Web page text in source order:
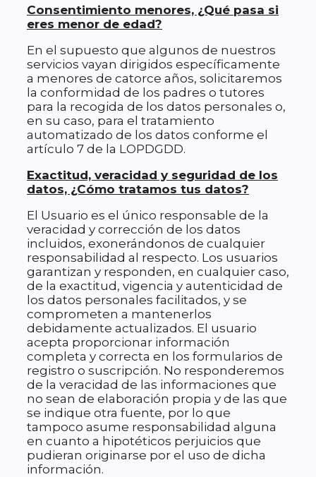
Consentimiento menores, ¿Qué pasa si
eres menor de edad?
En el supuesto que algunos de nuestros
servicios vayan dirigidos específicamente
a menores de catorce años, solicitaremos
la conformidad de los padres o tutores
para la recogida de los datos personales o,
en su caso, para el tratamiento
automatizado de los datos conforme el
artículo 7 de la LOPDGDD.
Exactitud, veracidad y seguridad de los
datos, ¿Cómo tratamos tus datos?
El Usuario es el único responsable de la
veracidad y corrección de los datos
incluidos, exonerándonos de cualquier
responsabilidad al respecto. Los usuarios
garantizan y responden, en cualquier caso,
de la exactitud, vigencia y autenticidad de
los datos personales facilitados, y se
comprometen a mantenerlos
debidamente actualizados. El usuario
acepta proporcionar información
completa y correcta en los formularios de
registro o suscripción. No responderemos
de la veracidad de las informaciones que
no sean de elaboración propia y de las que
se indique otra fuente, por lo que
tampoco asume responsabilidad alguna
en cuanto a hipotéticos perjuicios que
pudieran originarse por el uso de dicha
información.